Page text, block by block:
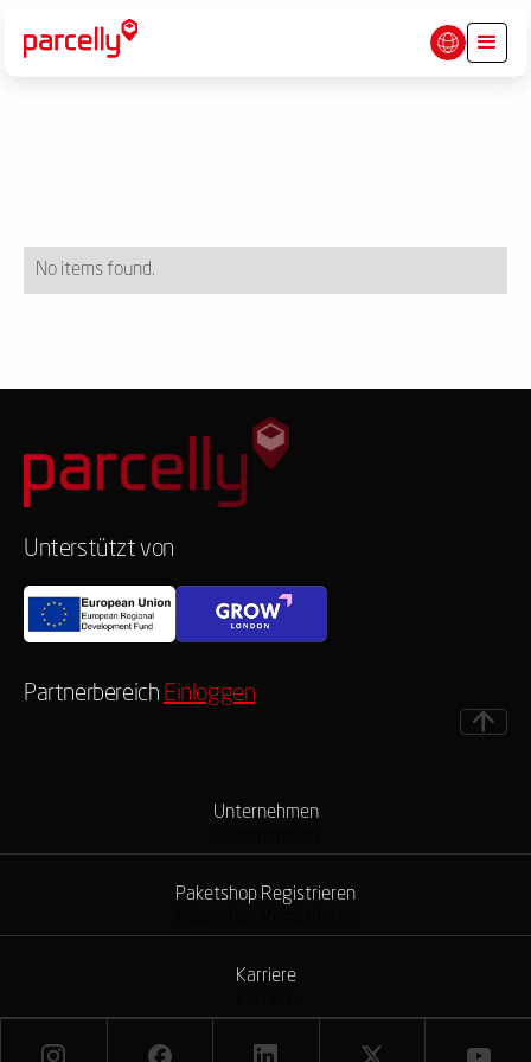
No items found.
Unterstützt von
Partnerbereich Einloggen
Unternehmen
Paketshop Registrieren
Karriere